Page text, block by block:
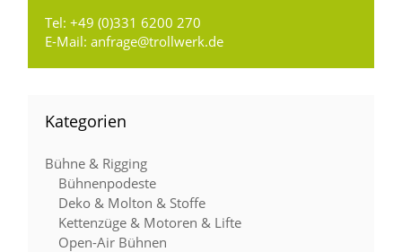
Tel:+49 (0)331 6200 270
E-Mail:anfrage@trollwerk.de
Kategorien
Bühne & Rigging
Bühnenpodeste
Deko & Molton & Stoffe
Kettenzüge & Motoren & Lifte
Open-Air Bühnen